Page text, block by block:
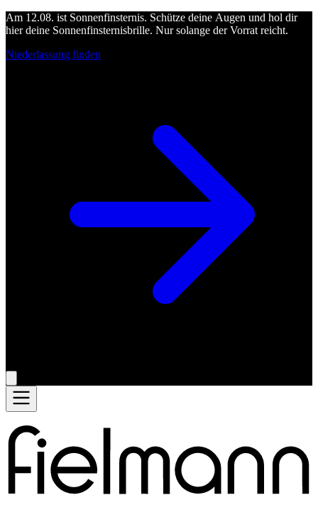
Am 12.08. ist Sonnenfinsternis. Schütze deine Augen und hol dir
hier deine Sonnenfinsternisbrille. Nur solange der Vorrat reicht.
Niederlassung finden